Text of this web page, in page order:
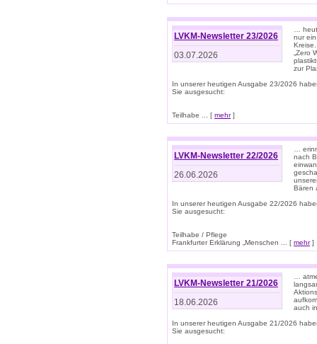
LVKM-Newsletter 23/2026
03.07.2026
…
nur
„Zero
zur
In unserer heutigen Ausgabe 23/2026
Sie ausgesucht:
Teilhabe ... [ mehr]
LVKM-Newsletter 22/2026
26.06.2026
…
nach
Bären
In unserer heutigen Ausgabe 22/2026
Sie ausgesucht:
Teilhabe / Pflege
Frankfurter Erklärung „Menschen ... [ mehr]
LVKM-Newsletter 21/2026
18.06.2026
…
auch
In unserer heutigen Ausgabe 21/2026
Sie ausgesucht: